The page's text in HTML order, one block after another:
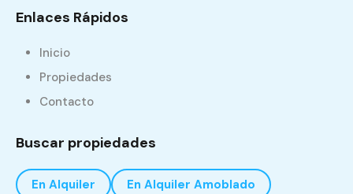
Enlaces Rápidos
Inicio
Propiedades
Contacto
Buscar propiedades
En Alquiler
En Alquiler Amoblado